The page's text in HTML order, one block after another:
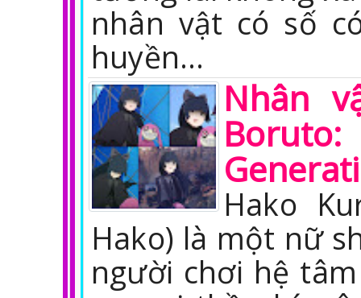
nhân vật có số
huyền…
Nhân
Hako
Hako) là một nữ
người chơi hệ